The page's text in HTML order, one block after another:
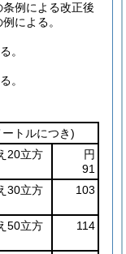
例による改正後
による。
。
。
トルにつき)
20立方
円
91
30立方
103
50立方
114